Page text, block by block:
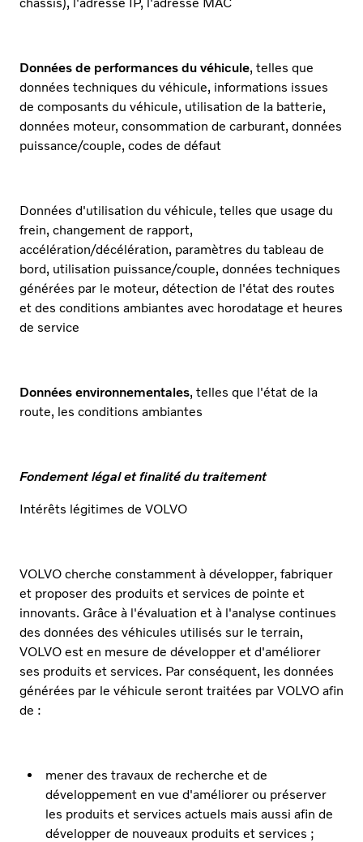
Données de performances du véhicule, telles que
données techniques du véhicule, informations issues
de composants du véhicule, utilisation de la batterie,
données moteur, consommation de carburant, données
puissance/couple, codes de défaut
Données d'utilisation du véhicule, telles que usage du
frein, changement de rapport,
accélération/décélération, paramètres du tableau de
bord, utilisation puissance/couple, données techniques
générées par le moteur, détection de l'état des routes
et des conditions ambiantes avec horodatage et heures
de service
Données environnementales, telles que l'état de la
route, les conditions ambiantes
Fondement légal et finalité du traitement
Intérêts légitimes de VOLVO
VOLVO cherche constamment à développer, fabriquer
et proposer des produits et services de pointe et
innovants. Grâce à l'évaluation et à l'analyse continues
des données des véhicules utilisés sur le terrain,
VOLVO est en mesure de développer et d'améliorer
ses produits et services. Par conséquent, les données
générées par le véhicule seront traitées par VOLVO afin
de :
mener des travaux de recherche et de
développement en vue d'améliorer ou préserver
les produits et services actuels mais aussi afin de
développer de nouveaux produits et services ;